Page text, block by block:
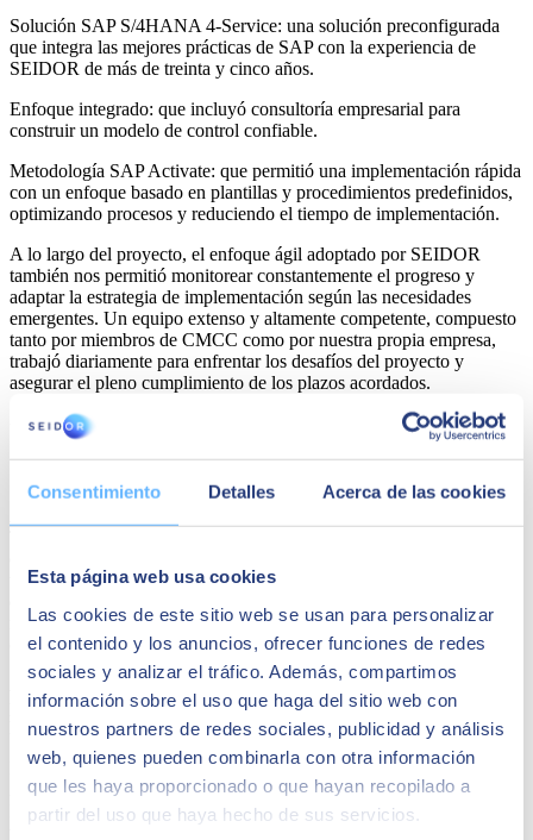
Consentimiento Detalles Acerca de las cookies
Esta página web usa cookies
Las cookies de este sitio web se usan para personalizar
el contenido y los anuncios, ofrecer funciones de redes
sociales y analizar el tráfico. Además, compartimos
información sobre el uso que haga del sitio web con
nuestros partners de redes sociales, publicidad y análisis
web, quienes pueden combinarla con otra información
que les haya proporcionado o que hayan recopilado a
partir del uso que haya hecho de sus servicios.
Solución SAP S/4HANA 4-Service: una solución preconfigurada
que integra las mejores prácticas de SAP con la experiencia de
SEIDOR de más de treinta y cinco años.
Enfoque integrado: que incluyó consultoría empresarial para
construir un modelo de control confiable.
Metodología SAP Activate: que permitió una implementación rápida
con un enfoque basado en plantillas y procedimientos predefinidos,
optimizando procesos y reduciendo el tiempo de implementación.
A lo largo del proyecto, el enfoque ágil adoptado por SEIDOR
también nos permitió monitorear constantemente el progreso y
adaptar la estrategia de implementación según las necesidades
emergentes. Un equipo extenso y altamente competente, compuesto
tanto por miembros de CMCC como por nuestra propia empresa,
trabajó diariamente para enfrentar los desafíos del proyecto y
asegurar el pleno cumplimiento de los plazos acordados.
Un reconocimiento a la innovación: los
SAP Quality Awards 2024
través de la transformación digital y, más específicamente, el éxito
mejorar la eficiencia interna y acelerar el tiempo de valor para el
cliente CMCC.
Además, además de optimizar los procesos internos de CMCC, el
proyecto hizo que la organización fuera más eficiente y estuviera
lista para enfrentar los desafíos futuros.
El Premio de Calidad SAP 2024 fue presentado el 17 de octubre de
2024 en la ceremonia final del evento SAP NOW 2024 en Milán,
Italia, confirmando aún más el liderazgo de SEIDOR en innovación